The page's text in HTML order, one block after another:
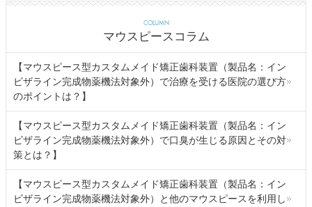
COLUMN
マウスピースコラム
【マウスピース型カスタムメイド矯正歯科装置（製品名：イン
ビザライン完成物薬機法対象外）で治療を受ける医院の選び方
のポイントは？】
【マウスピース型カスタムメイド矯正歯科装置（製品名：イン
ビザライン完成物薬機法対象外）で口臭が生じる原因とその対
策とは？】
【マウスピース型カスタムメイド矯正歯科装置（製品名：イン
ビザライン完成物薬機法対象外）と他のマウスピースを利用し